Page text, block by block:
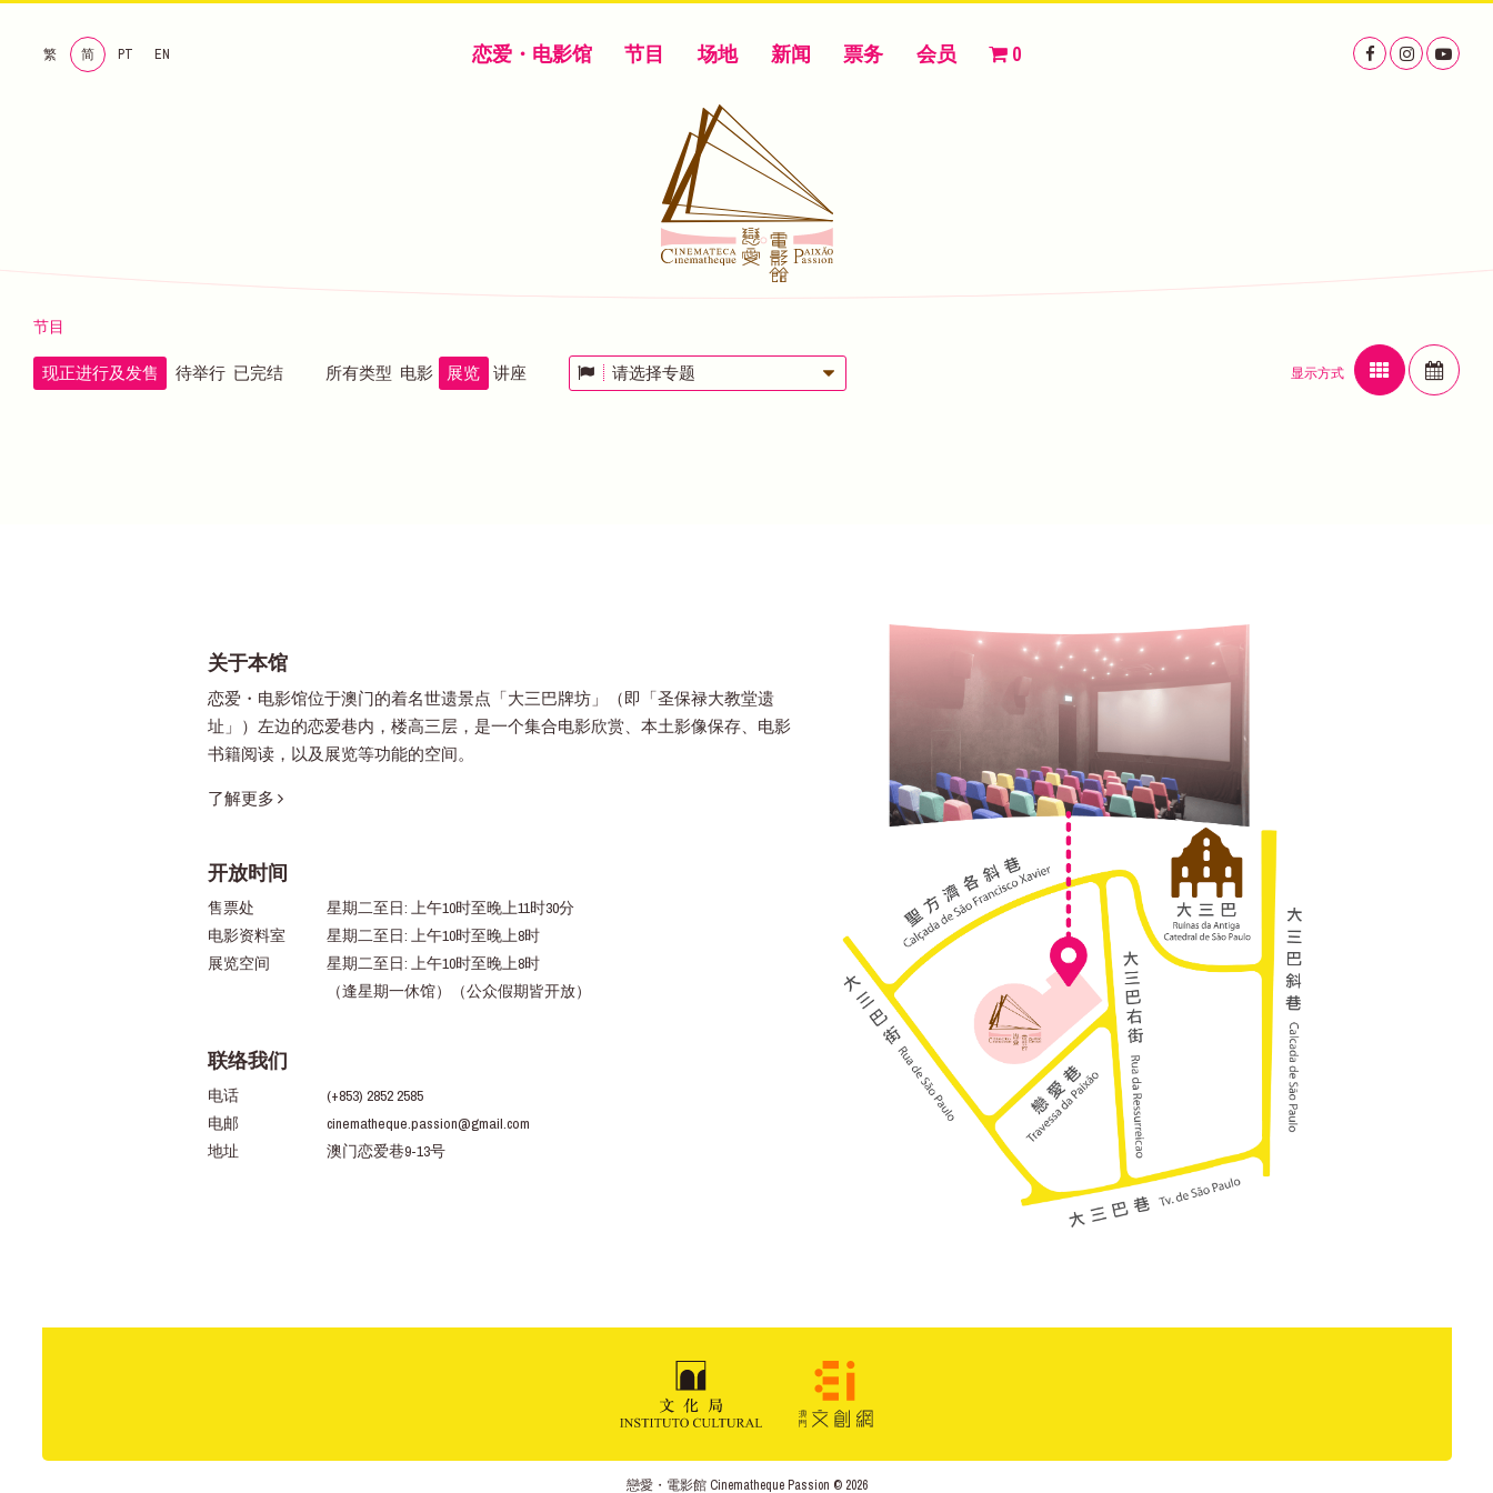
繁 简 PT EN 恋爱・电影馆 节目 场地 新闻 票务 会员 0
节目
现正进行及发售 待举行 已完结 所有类型 电影 展览 讲座 请选择专题 显示方式
关于本馆
恋爱・电影馆位于澳门的着名世遗景点「大三巴牌坊」（即「圣保禄大教堂遗
址」）左边的恋爱巷内，楼高三层，是一个集合电影欣赏、本土影像保存、电影
书籍阅读，以及展览等功能的空间。
了解更多
开放时间
售票处
星期二至日: 上午10时至晚上11时30分
电影资料室
星期二至日: 上午10时至晚上8时
展览空间
星期二至日: 上午10时至晚上8时
（逢星期一休馆）（公众假期皆开放）
联络我们
电话
(+853) 2852 2585
电邮
cinematheque.passion@gmail.com
地址
澳门恋爱巷9-13号
戀愛・電影館 Cinematheque Passion © 2026